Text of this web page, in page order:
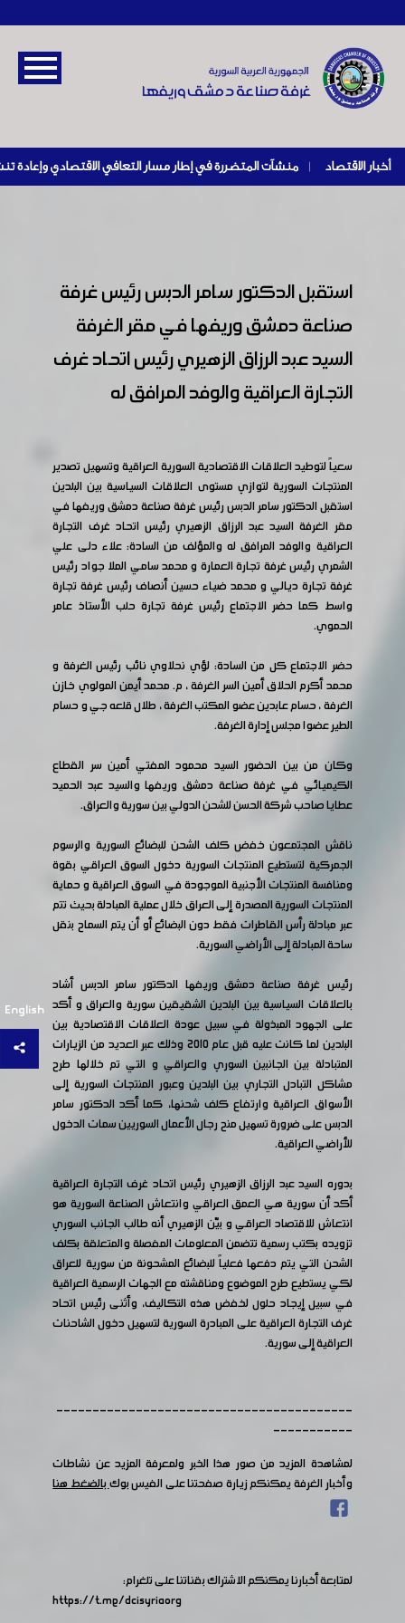
أخبار الاقتصاد |
English
استقبل الدكتور سامر الدبس رئيس غرفة
صناعة دمشق وريفها في مقر الغرفة
السيد عبد الرزاق الزهيري رئيس اتحاد غرف
التجارة العراقية والوفد المرافق له
سعياً لتوطيد العلاقات الاقتصادية السورية العراقية وتسهيل تصدير
المنتجات السورية لتوازي مستوى العلاقات السياسية بين البلدين
استقبل الدكتور سامر الدبس رئيس غرفة صناعة دمشق وريفها في
مقر الغرفة السيد عبد الرزاق الزهيري رئيس اتحاد غرف التجارة
العراقية والوفد المرافق له والمؤلف من السادة: علاء دلى علي
الشمري رئيس غرفة تجارة العمارة و محمد سامي الملا جواد رئيس
غرفة تجارة ديالي و محمد ضياء حسين أنصاف رئيس غرفة تجارة
واسط كما حضر الاجتماع رئيس غرفة تجارة حلب الأستاذ عامر
الحموي.
حضر الاجتماع كل من السادة: لؤي نحلاوي نائب رئيس الغرفة و
محمد أكرم الحلاق أمين السر الغرفة ، م. محمد أيمن المولوي خازن
الغرفة ، حسام عابدين عضو المكتب الغرفة ، طلال قلعه جي و حسام
الطير عضوا مجلس إدارة الغرفة.
وكان من بين الحضور السيد محمود المفتي أمين سر القطاع
الكيميائي في غرفة صناعة دمشق وريفها والسيد عبد الحميد
عطايا صاحب شركة الحسن للشحن الدولي بين سورية والعراق.
ناقش المجتمعون خفض كلف الشحن للبضائع السورية والرسوم
الجمركية لتستطيع المنتجات السورية دخول السوق العراقي بقوة
ومنافسة المنتجات الأجنبية الموجودة في السوق العراقية و حماية
المنتجات السورية المصدرة إلى العراق خلال عملية المبادلة بحيث تتم
عبر مبادلة رأس القاطرات فقط دون البضائع أو أن يتم السماح بنقل
ساحة المبادلة إلى الأراضي السورية.
رئيس غرفة صناعة دمشق وريفها الدكتور سامر الدبس أشاد
بالعلاقات السياسية بين البلدين الشقيقين سورية والعراق و أكد
على الجهود المبذولة في سبيل عودة العلاقات الاقتصادية بين
البلدين لما كانت عليه قبل عام 2010 وذلك عبر العديد من الزيارات
المتبادلة بين الجانبين السوري والعراقي و التي تم خلالها طرح
مشاكل التبادل التجاري بين البلدين وعبور المنتجات السورية إلى
الأسواق العراقية وارتفاع كلف شحنها، كما أكد الدكتور سامر
الدبس على ضرورة تسهيل منح رجال الأعمال السوريين سمات الدخول
للأراضي العراقية.
بدوره السيد عبد الرزاق الزهيري رئيس اتحاد غرف التجارة العراقية
أكد أن سورية هي العمق العراقي وانتعاش الصناعة السورية هو
انتعاش للاقتصاد العراقي و بيّن الزهيري أنه طالب الجانب السوري
تزويده بكتب رسمية تتضمن المعلومات المفصلة والمتعلقة بكلف
الشحن التي يتم دفعها فعلياً للبضائع المشحونة من سورية للعراق
لكي يستطيع طرح الموضوع ومناقشته مع الجهات الرسمية العراقية
في سبيل إيجاد حلول لخفض هذه التكاليف، وأثنى رئيس اتحاد
غرف التجارة العراقية على المبادرة السورية لتسهيل دخول الشاحنات
العراقية إلى سورية.
-----------------------------------------
-----------
لمشاهدة المزيد من صور هذا الخبر ولمعرفة المزيد عن نشاطات
وأخبار الغرفة يمكنكم زيارة صفحتنا على الفيس بوكبالضغط هنا
لمتابعة أخبارنا يمكنكم الاشتراك بقناتنا على تلغرام:
https://t.me/dcisyriaorg